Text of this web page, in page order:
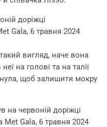
Gala, 6 травня 2024
вигляд, наче вона
на голові та на талії
щоб залишити мокру
Gala, 6 травня 2024